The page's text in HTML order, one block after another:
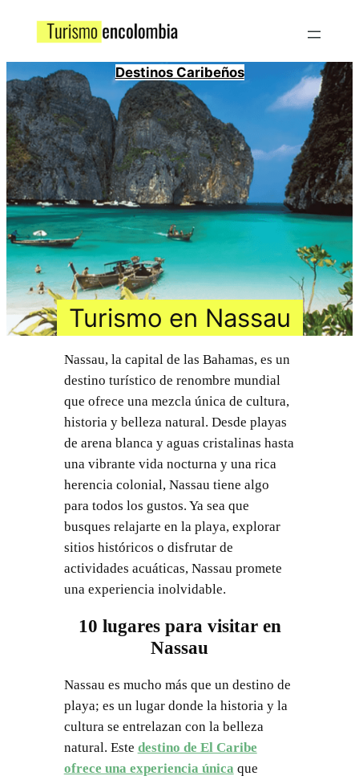
Destinos Caribeños
Turismo en Nassau
Nassau, la capital de las Bahamas, es un
destino turístico de renombre mundial
que ofrece una mezcla única de cultura,
historia y belleza natural. Desde playas
de arena blanca y aguas cristalinas hasta
una vibrante vida nocturna y una rica
herencia colonial, Nassau tiene algo
para todos los gustos. Ya sea que
busques relajarte en la playa, explorar
sitios históricos o disfrutar de
actividades acuáticas, Nassau promete
una experiencia inolvidable.
10 lugares para visitar en
Nassau
Nassau es mucho más que un destino de
playa; es un lugar donde la historia y la
cultura se entrelazan con la belleza
natural. Este destino de El Caribe
ofrece una experiencia única que